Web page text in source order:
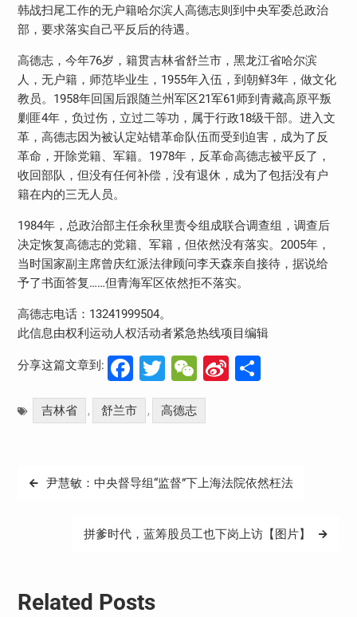
韩战扫尾工作的无户籍哈尔滨人高德志则到中央军委总政治
部，要求落实自己平反后的待遇。
高德志，今年76岁，籍贯吉林省舒兰市，黑龙江省哈尔滨
人，无户籍，师范毕业生，1955年入伍，到朝鲜3年，做文化
教员。1958年回国后跟随兰州军区21军61师到青藏高原平叛
剿匪4年，负过伤，立过二等功，属于行政18级干部。进入文
革，高德志因为被认定站错革命队伍而受到迫害，成为了反
革命，开除党籍、军籍。1978年，反革命高德志被平反了，
收回部队，但没有任何补偿，没有退休，成为了包括没有户
籍在内的三无人员。
1984年，总政治部主任余秋里责令组成联合调查组，调查后
决定恢复高德志的党籍、军籍，但依然没有落实。2005年，
当时国家副主席曾庆红派法律顾问李天森亲自接待，据说给
予了书面答复……但青海军区依然拒不落实。
高德志电话：13241999504。
此信息由权利运动人权活动者紧急热线项目编辑
分享这篇文章到: Facebook
Twitter
WeChat
Sina分
吉林省 , 舒兰市 , 高德志
文
尹慧敏：中央督导组“监督”下上海法院依然枉法
拼爹时代，蓝筹股员工也下岗上访【图片】
Related Posts